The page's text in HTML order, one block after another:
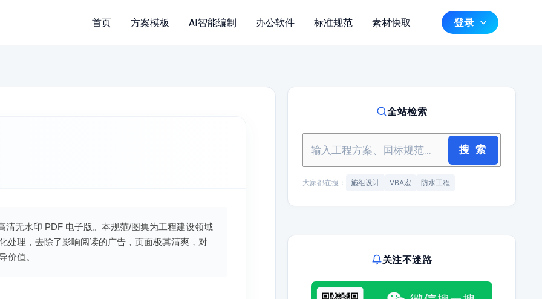
首页 方案模板 AI智能编制 办公软件 标准规范 素材快取 登录
清无水印 PDF 电子版。本规范/图集为工程建设领域
处理，去除了影响阅读的广告，页面极其清爽，对
价值。
全站检索
搜 索
大家都在搜： 施组设计 VBA宏 防水工程
关注不迷路